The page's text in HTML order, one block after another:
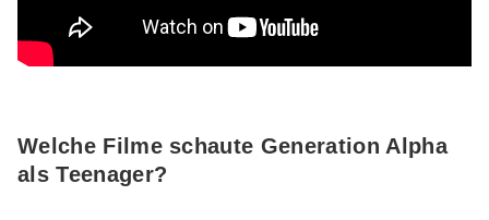
Welche Filme schaute Generation Alpha
als Teenager?